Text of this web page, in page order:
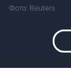
Фото: Reuters